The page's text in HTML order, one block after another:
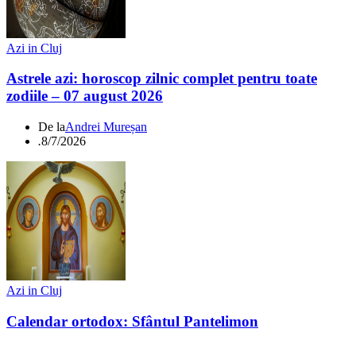
Azi in Cluj
Astrele azi: horoscop zilnic complet pentru toate
zodiile – 07 august 2026
De laAndrei Mureșan
.8/7/2026
Azi in Cluj
Calendar ortodox: Sfântul Pantelimon